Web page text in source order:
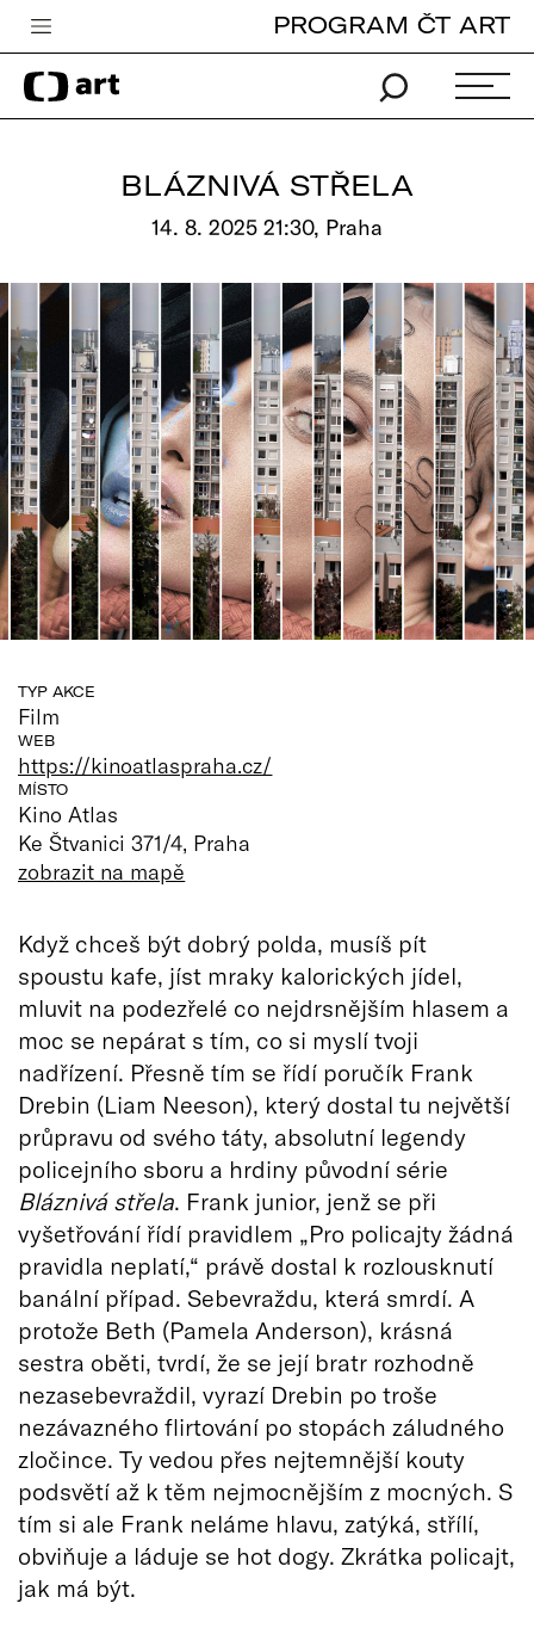
Česká televize
Zpravodajství
Pro děti
edu
Vše o ČT
PROGRAM ČT ART
BLÁZNIVÁ STŘELA
14. 8. 2025 21:30, Praha
TYP AKCE
Film
WEB
https://kinoatlaspraha.cz/
MÍSTO
Kino Atlas
Ke Štvanici 371/4, Praha
zobrazit na mapě
Když chceš být dobrý polda, musíš pít
spoustu kafe, jíst mraky kalorických jídel,
mluvit na podezřelé co nejdrsnějším hlasem a
moc se nepárat s tím, co si myslí tvoji
nadřízení. Přesně tím se řídí poručík Frank
Drebin (Liam Neeson), který dostal tu největší
průpravu od svého táty, absolutní legendy
policejního sboru a hrdiny původní série
Bláznivá střela. Frank junior, jenž se při
vyšetřování řídí pravidlem „Pro policajty žádná
pravidla neplatí,“ právě dostal k rozlousknutí
banální případ. Sebevraždu, která smrdí. A
protože Beth (Pamela Anderson), krásná
sestra oběti, tvrdí, že se její bratr rozhodně
nezasebevraždil, vyrazí Drebin po troše
nezávazného flirtování po stopách záludného
zločince. Ty vedou přes nejtemnější kouty
podsvětí až k těm nejmocnějším z mocných. S
tím si ale Frank neláme hlavu, zatýká, střílí,
obviňuje a láduje se hot dogy. Zkrátka policajt,
jak má být.